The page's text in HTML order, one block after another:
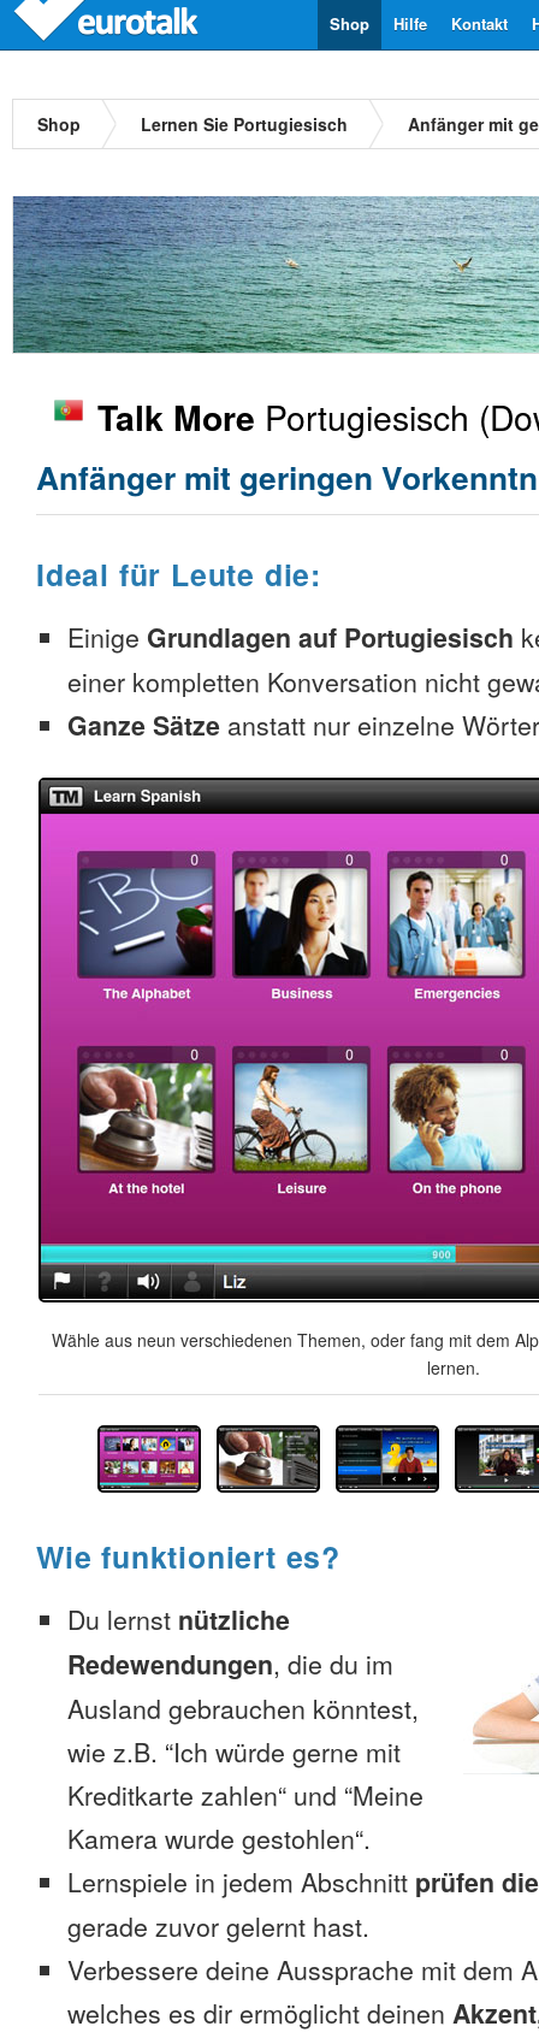
Kontakt
Hilfe
Shop
Shop Lernen Sie Portugiesisch Anfänger mit
Talk More Portugiesisch
Anfänger mit geringen
Ideal für Leute die:
Einige Grundlagen auf Portugiesisch
einer kompletten Konversation nicht
Ganze Sätze anstatt nur einzelne
Wähle aus neun verschiedenen Themen, oder fang mit dem
lernen.
Wie funktioniert es?
Du lernst nützliche
Redewendungen, die du im
Ausland gebrauchen könntest,
wie z.B. “Ich würde gerne mit
Kreditkarte zahlen“ und “Meine
Kamera wurde gestohlen“.
Lernspiele in jedem Abschnitt prüfen
gerade zuvor gelernt hast.
Verbessere deine Aussprache mit dem
welches es dir ermöglicht deinen